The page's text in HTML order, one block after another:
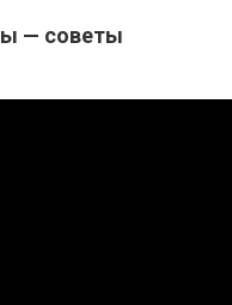
— советы